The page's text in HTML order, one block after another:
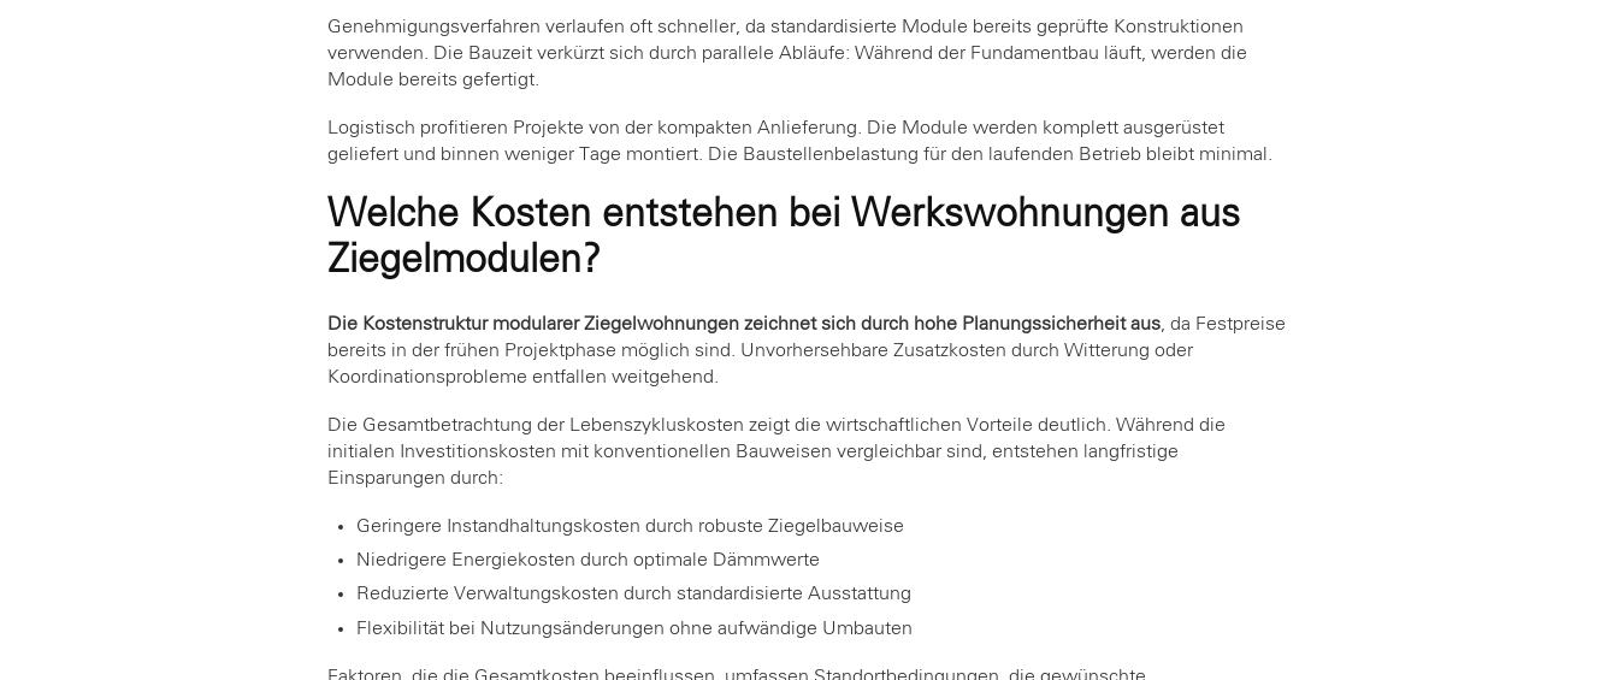
Genehmigungsverfahren verlaufen oft schneller, da standardisierte Module bereits geprüfte Konstruktionen
verwenden. Die Bauzeit verkürzt sich durch parallele Abläufe: Während der Fundamentbau läuft, werden die
Module bereits gefertigt.
Logistisch profitieren Projekte von der kompakten Anlieferung. Die Module werden komplett ausgerüstet
geliefert und binnen weniger Tage montiert. Die Baustellenbelastung für den laufenden Betrieb bleibt minimal.
Welche Kosten entstehen bei Werkswohnungen aus
Ziegelmodulen?
Die Kostenstruktur modularer Ziegelwohnungen zeichnet sich durch hohe Planungssicherheit aus , da Festpreise
bereits in der frühen Projektphase möglich sind. Unvorhersehbare Zusatzkosten durch Witterung oder
Koordinationsprobleme entfallen weitgehend.
Die Gesamtbetrachtung der Lebenszykluskosten zeigt die wirtschaftlichen Vorteile deutlich. Während die
initialen Investitionskosten mit konventionellen Bauweisen vergleichbar sind, entstehen langfristige
Einsparungen durch:
Geringere Instandhaltungskosten durch robuste Ziegelbauweise
Niedrigere Energiekosten durch optimale Dämmwerte
Reduzierte Verwaltungskosten durch standardisierte Ausstattung
Flexibilität bei Nutzungsänderungen ohne aufwändige Umbauten
Faktoren, die die Gesamtkosten beeinflussen, umfassen Standortbedingungen, die gewünschte